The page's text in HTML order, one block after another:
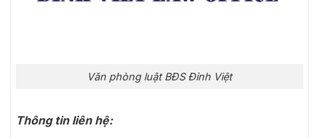
Văn phòng luật BĐS Đỉnh Việt
Thông tin liên hệ: